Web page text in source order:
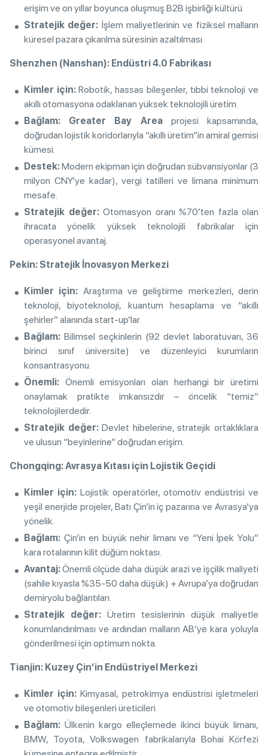
erişim ve on yıllar boyunca oluşmuş B2B işbirliği kültürü.
Stratejik değer: İşlem maliyetlerinin ve fiziksel malların
küresel pazara çıkarılma süresinin azaltılması.
Shenzhen (Nanshan): Endüstri 4.0 Fabrikası
Kimler için:Robotik, hassas bileşenler, tıbbi teknoloji ve
akıllı otomasyona odaklanan yüksek teknolojili üretim.
Bağlam:
Greater Bay Areaprojesi kapsamında,
doğrudan lojistik koridorlarıyla “akıllı üretim”in amiral gemisi
kümesi.
Destek:Modern ekipman için doğrudan sübvansiyonlar (3
milyon CNY’ye kadar), vergi tatilleri ve limana minimum
mesafe.
Stratejik değer:Otomasyon oranı %70’ten fazla olan
ihracata yönelik yüksek teknolojili fabrikalar için
operasyonel avantaj.
Pekin: Stratejik İnovasyon Merkezi
Kimler için: Araştırma ve geliştirme merkezleri, derin
teknoloji, biyoteknoloji, kuantum hesaplama ve “akıllı
şehirler” alanında start-up’lar.
Bağlam: Bilimsel seçkinlerin (92 devlet laboratuvarı, 36
birinci sınıf üniversite) ve düzenleyici kurumların
konsantrasyonu.
Önemli: Önemli emisyonları olan herhangi bir üretimi
onaylamak pratikte imkansızdır – öncelik “temiz”
teknolojilerdedir.
Stratejik değer:Devlet hibelerine, stratejik ortaklıklara
ve ulusun “beyinlerine” doğrudan erişim.
Chongqing: Avrasya Kıtası için Lojistik Geçidi
Kimler için: Lojistik operatörler, otomotiv endüstrisi ve
yeşil enerjide projeler, Batı Çin’in iç pazarına ve Avrasya’ya
yönelik.
Bağlam: Çin’in en büyük nehir limanı ve “Yeni İpek Yolu”
kara rotalarının kilit düğüm noktası.
Avantaj:Önemli ölçüde daha düşük arazi ve işçilik maliyeti
(sahile kıyasla %35-50 daha düşük) + Avrupa’ya doğrudan
demiryolu bağlantıları.
Stratejik değer: Üretim tesislerinin düşük maliyetle
konumlandırılması ve ardından malların AB’ye kara yoluyla
gönderilmesi için optimum nokta.
Tianjin: Kuzey Çin’in Endüstriyel Merkezi
Kimler için: Kimyasal, petrokimya endüstrisi işletmeleri
ve otomotiv bileşenleri üreticileri.
Bağlam: Ülkenin kargo elleçlemede ikinci büyük limanı,
BMW, Toyota, Volkswagen fabrikalarıyla Bohai Körfezi